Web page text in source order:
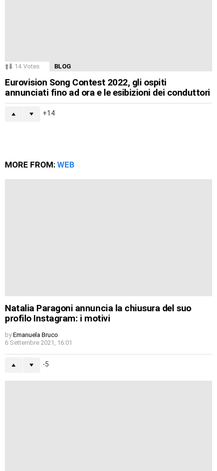
14 Votes BLOG
Eurovision Song Contest 2022, gli ospiti
annunciati fino ad ora e le esibizioni dei conduttori
14
MORE FROM: WEB
Natalia Paragoni annuncia la chiusura del suo
profilo Instagram: i motivi
by Emanuela Bruco
6 Settembre 2021, 16:01
-5